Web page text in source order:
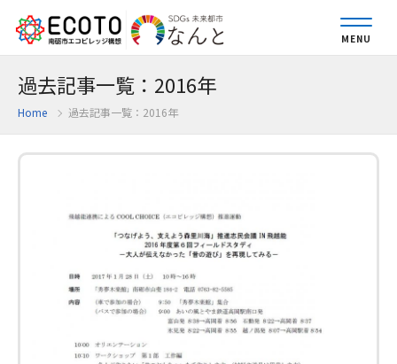
MENU
過去記事一覧：2016年
Home 過去記事一覧：2016年